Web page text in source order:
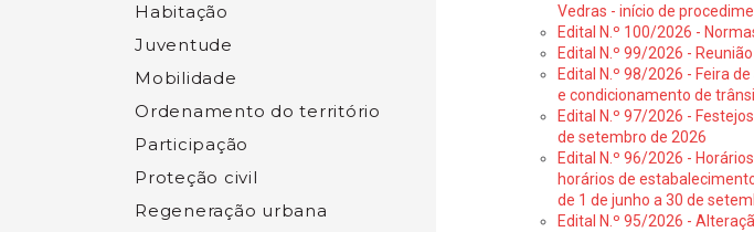
Habitação
Juventude
Mobilidade
Ordenamento do território
Participação
Proteção civil
Regeneração urbana
Vedras - início de
Edital N.º 100/2026 -
Edital N.º 99/2026 -
Edital N.º 98/2026 - Feira
e condicionamento de
Edital N.º 97/2026 -
de setembro de 2026
Edital N.º 96/2026 -
horários de
de 1 de junho a 30 de
Edital N.º 95/2026 -